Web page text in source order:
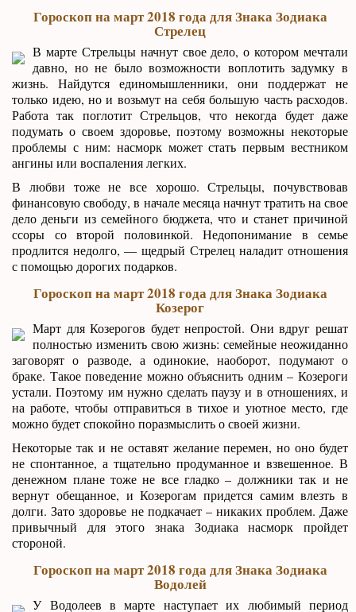
Гороскоп на март 2018 года для Знака Зодиака
Стрелец
В марте Стрельцы начнут свое дело, о котором мечтали
давно, но не было возможности воплотить задумку в
жизнь. Найдутся единомышленники, они поддержат не
только идею, но и возьмут на себя большую часть расходов.
Работа так поглотит Стрельцов, что некогда будет даже
подумать о своем здоровье, поэтому возможны некоторые
проблемы с ним: насморк может стать первым вестником
ангины или воспаления легких.
В любви тоже не все хорошо. Стрельцы, почувствовав
финансовую свободу, в начале месяца начнут тратить на свое
дело деньги из семейного бюджета, что и станет причиной
ссоры со второй половинкой. Недопонимание в семье
продлится недолго, — щедрый Стрелец наладит отношения
с помощью дорогих подарков.
Гороскоп на март 2018 года для Знака Зодиака
Козерог
Март для Козерогов будет непростой. Они вдруг решат
полностью изменить свою жизнь: семейные неожиданно
заговорят о разводе, а одинокие, наоборот, подумают о
браке. Такое поведение можно объяснить одним – Козероги
устали. Поэтому им нужно сделать паузу и в отношениях, и
на работе, чтобы отправиться в тихое и уютное место, где
можно будет спокойно поразмыслить о своей жизни.
Некоторые так и не оставят желание перемен, но оно будет
не спонтанное, а тщательно продуманное и взвешенное. В
денежном плане тоже не все гладко – должники так и не
вернут обещанное, и Козерогам придется самим влезть в
долги. Зато здоровье не подкачает – никаких проблем. Даже
привычный для этого знака Зодиака насморк пройдет
стороной.
Гороскоп на март 2018 года для Знака Зодиака
Водолей
У Водолеев в марте наступает их любимый период